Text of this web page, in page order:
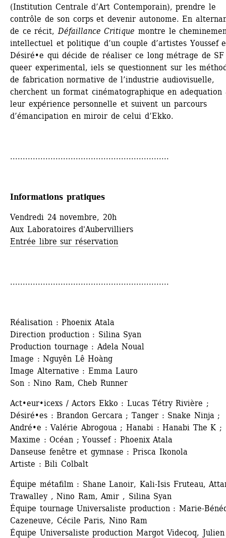
(Institution Centrale d’Art Contemporain), prendre le
contrôle de son corps et devenir autonome. En
de ce récit, Défaillance Critique montre le
intellectuel et politique d’un couple d’artistes Youssef
Désiré•e qui décide de réaliser ce long métrage de SF
queer experimental, iels se questionnent sur les
de fabrication normative de l’industrie audiovisuelle,
cherchent un format cinématographique en adequation
leur expérience personnelle et suivent un parcours
d’émancipation en miroir de celui d’Ekko.
...............................................................
Informations pratiques
Vendredi 24 novembre, 20h
Aux Laboratoires d'Aubervilliers
Entrée libre sur réservation
...............................................................
Réalisation : Phoenix Atala
Direction production : Silina Syan
Production tournage : Adela Noual
Image : Nguyên Lê Hoàng
Image Alternative : Emma Lauro
Son : Nino Ram, Cheb Runner
Act•eur•icexs / Actors Ekko : Lucas Tétry Rivière ;
Désiré•es : Brandon Gercara ; Tanger : Snake Ninja ;
André•e : Valérie Abrogoua ; Hanabi : Hanabi The K ;
Maxime : Océan ; Youssef : Phoenix Atala
Danseuse fenêtre et gymnase : Prisca Ikonola
Artiste : Bili Colbalt
Équipe métafilm : Shane Lanoir, Kali-Isis Fruteau,
Trawalley , Nino Ram, Amir , Silina Syan
Équipe tournage Universaliste production : Marie-
Cazeneuve, Cécile Paris, Nino Ram
Équipe Universaliste production Margot Videcoq, Julien